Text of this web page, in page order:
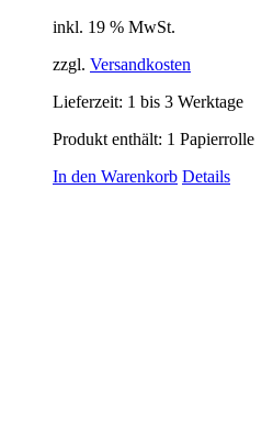
inkl. 19 % MwSt.
zzgl. Versandkosten
Lieferzeit: 1 bis 3 Werktage
Produkt enthält: 1 Papierrolle
In den Warenkorb Details